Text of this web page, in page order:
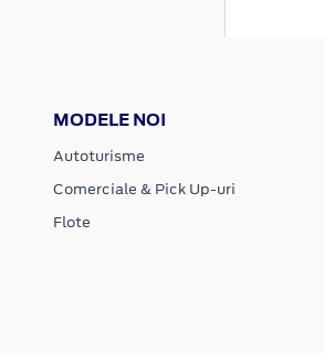
MODELE NOI
Autoturisme
Comerciale & Pick Up-uri
Flote